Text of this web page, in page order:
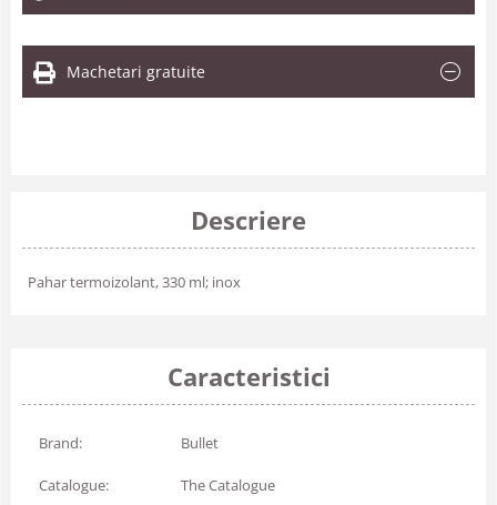
Machetari gratuite
Descriere
Pahar termoizolant, 330 ml; inox
Caracteristici
Brand: Bullet
Catalogue: The Catalogue